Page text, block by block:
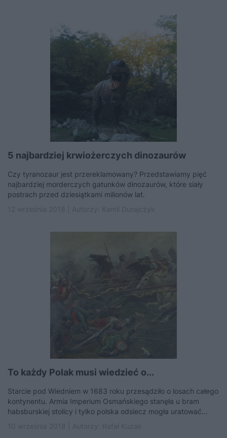
5 najbardziej krwiożerczych dinozaurów
Czy tyranozaur jest przereklamowany? Przedstawiamy pięć
najbardziej morderczych gatunków dinozaurów, które siały
postrach przed dziesiątkami milionów lat.
To każdy Polak musi wiedzieć o...
Starcie pod Wiedniem w 1683 roku przesądziło o losach całego
kontynentu. Armia Imperium Osmańskiego stanęła u bram
habsburskiej stolicy i tylko polska odsiecz mogła uratować...